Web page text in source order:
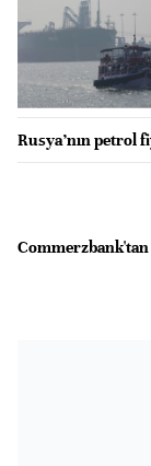
Rusya’nın petrol